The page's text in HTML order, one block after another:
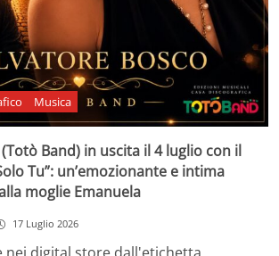
Musica
Band) in uscita il 4 luglio con il
Tu”: un’emozionante e intima
moglie Emanuela
17 Luglio 2026